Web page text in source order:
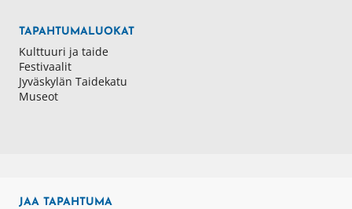
TAPAHTUMALUOKAT
Kulttuuri ja taide
Festivaalit
Jyväskylän Taidekatu
Museot
JAA TAPAHTUMA